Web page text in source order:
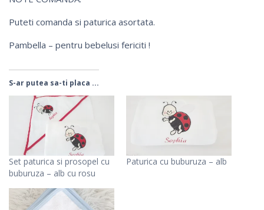
Puteti comanda si paturica asortata.
Pambella – pentru bebelusi fericiti !
S-ar putea sa-ti placa ...
Set paturica si prosopel cu
buburuza – alb cu rosu
Paturica cu buburuza – alb